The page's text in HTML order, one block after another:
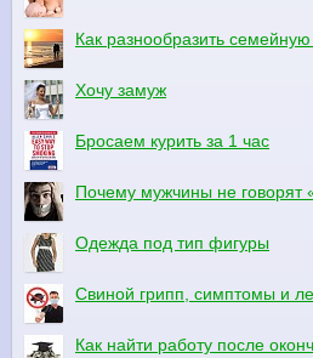
Как разнообразить
Хочу замуж
Бросаем курить за 1 час
Почему мужчины не говорят
Одежда под тип фигуры
Свиной грипп, симптомы и
Как найти работу после